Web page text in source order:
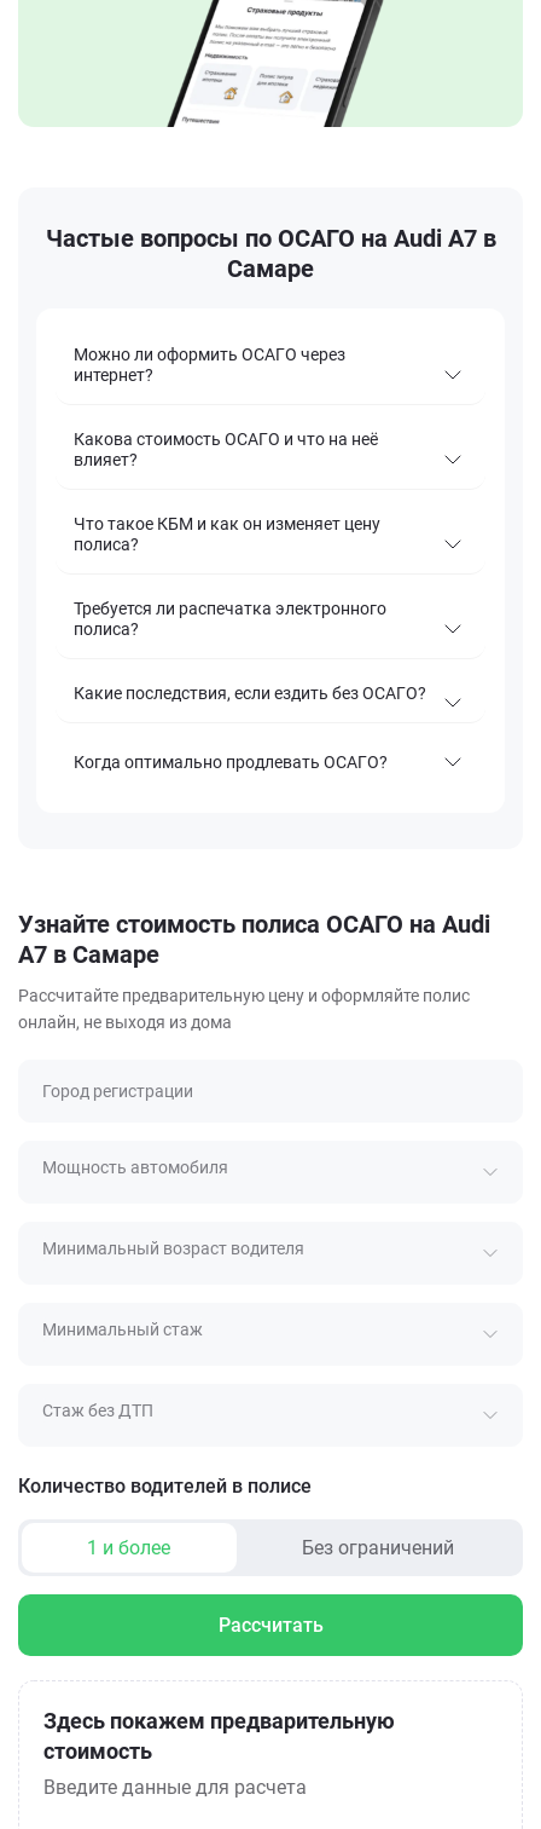
Частые вопросы по ОСАГО на Audi A7 в
Самаре
Можно ли оформить ОСАГО через
интернет?
Какова стоимость ОСАГО и что на неё
влияет?
Что такое КБМ и как он изменяет цену
полиса?
Требуется ли распечатка электронного
полиса?
Какие последствия, если ездить без ОСАГО?
Когда оптимально продлевать ОСАГО?
Узнайте стоимость полиса ОСАГО на Audi
A7 в Самаре
Рассчитайте предварительную цену и оформляйте полис
онлайн, не выходя из дома
Город регистрации
Мощность автомобиля
Минимальный возраст водителя
Минимальный стаж
Стаж без ДТП
Количество водителей в полисе
1 и более Без ограничений
Рассчитать
Здесь покажем предварительную
стоимость
Введите данные для расчета